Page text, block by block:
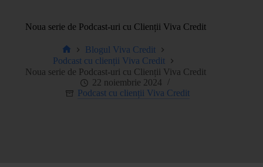
Noua serie de Podcast-uri cu Clienții Viva Credit
Blogul Viva Credit
Podcast cu clienții Viva Credit
Noua serie de Podcast-uri cu Clienții Viva Credit
22 noiembrie 2024
Podcast cu clienții Viva Credit